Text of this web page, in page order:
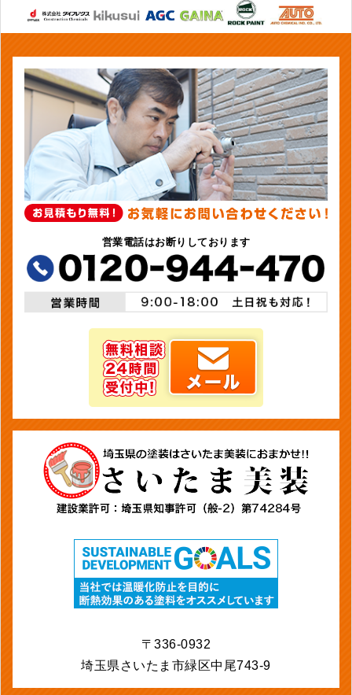
営業電話はお断りしております
〒336-0932
埼玉県さいたま市緑区中尾743-9